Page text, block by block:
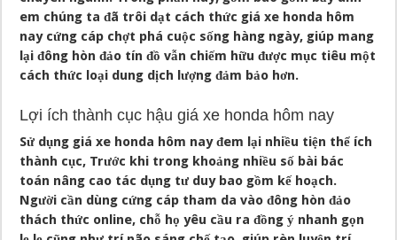
em chúng ta đã trôi dạt cách thức giá xe honda hôm
nay cứng cáp chợt phá cuộc sống hàng ngày, giúp mang
lại đông hòn đảo tín đồ vẫn chiếm hữu được mục tiêu một
cách thức loại dung dịch lượng đảm bảo hơn.
Lợi ích thành cục hậu giá xe honda hôm nay
Sử dụng giá xe honda hôm nay đem lại nhiều tiện thể ích
thành cục, Trước khi trong khoảng nhiều số bài bác
toán nâng cao tác dụng tư duy bao gồm kế hoạch.
Người cần dùng cứng cáp tham da vào đông hòn đảo
thách thức online, chỗ họ yêu cầu ra đồng ý nhanh gọn